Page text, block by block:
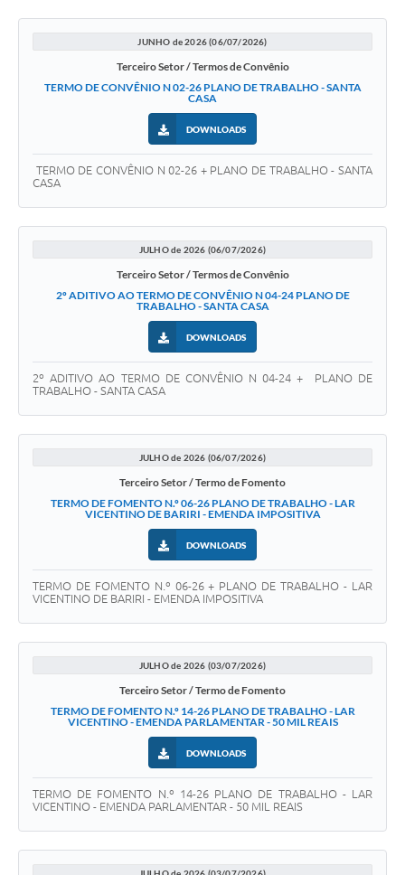
JUNHO de 2026 (06/07/2026)
Terceiro Setor / Termos de Convênio
TERMO DE CONVÊNIO N 02-26 PLANO DE TRABALHO - SANTA
CASA
DOWNLOADS
TERMO DE CONVÊNIO N 02-26 + PLANO DE TRABALHO - SANTA
CASA
JULHO de 2026 (06/07/2026)
Terceiro Setor / Termos de Convênio
2º ADITIVO AO TERMO DE CONVÊNIO N 04-24 PLANO DE
TRABALHO - SANTA CASA
DOWNLOADS
2º ADITIVO AO TERMO DE CONVÊNIO N 04-24 + PLANO DE
TRABALHO - SANTA CASA
JULHO de 2026 (06/07/2026)
Terceiro Setor / Termo de Fomento
TERMO DE FOMENTO N.º 06-26 PLANO DE TRABALHO - LAR
VICENTINO DE BARIRI - EMENDA IMPOSITIVA
DOWNLOADS
TERMO DE FOMENTO N.º 06-26 + PLANO DE TRABALHO - LAR
VICENTINO DE BARIRI - EMENDA IMPOSITIVA
JULHO de 2026 (03/07/2026)
Terceiro Setor / Termo de Fomento
TERMO DE FOMENTO N.º 14-26 PLANO DE TRABALHO - LAR
VICENTINO - EMENDA PARLAMENTAR - 50 MIL REAIS
DOWNLOADS
TERMO DE FOMENTO N.º 14-26 PLANO DE TRABALHO - LAR
VICENTINO - EMENDA PARLAMENTAR - 50 MIL REAIS